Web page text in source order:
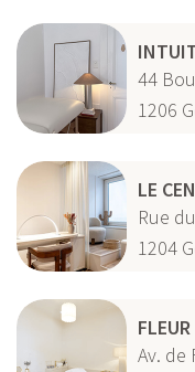
44
1206
LE
Rue
1204
FLEUR
Av. de